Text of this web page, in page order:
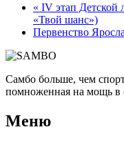
« IV этап Детской
«Твой шанс»)
Первенство
Самбо больше, чем
помноженная на мощь в
Меню